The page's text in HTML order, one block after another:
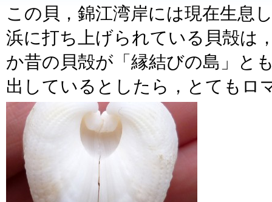
この貝，錦江湾岸には現在生息
浜に打ち上げられている貝殻は
か昔の貝殻が「縁結びの島」と
出しているとしたら，とてもロ